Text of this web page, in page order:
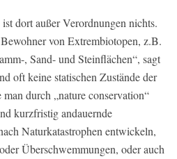
dort außer Verordnungen nichts.
von Extrembiotopen, z.B.
, Sand- und Steinflächen“, sagt
oft keine statischen Zustände der
durch „nature conservation“
kurzfristig andauernde
Naturkatastrophen entwickeln,
Überschwemmungen, oder auch